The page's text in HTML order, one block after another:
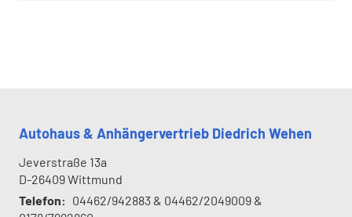
Autohaus & Anhängervertrieb Diedrich Wehen
Jeverstraße 13a
D-26409Wittmund
Telefon: 04462/942883 & 04462/2049009 &